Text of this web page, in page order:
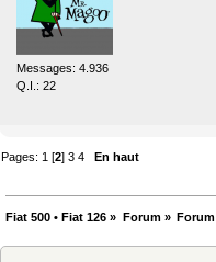
Messages: 4.936
Q.I.: 22
Pages: 1 [2]3 4 En haut
Fiat 500 • Fiat 126 » Forum»